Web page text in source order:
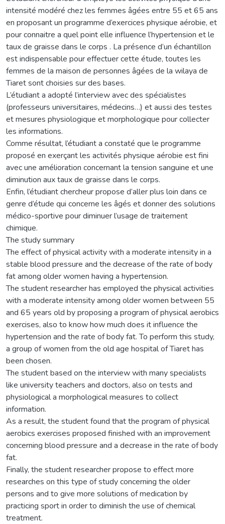
intensité modéré chez les femmes âgées entre 55 et 65 ans
en proposant un programme d’exercices physique aérobie, et
pour connaitre a quel point elle influence l’hypertension et le
taux de graisse dans le corps . La présence d’un échantillon
est indispensable pour effectuer cette étude, toutes les
femmes de la maison de personnes âgées de la wilaya de
Tiaret sont choisies sur des bases.
L’étudiant a adopté l’interview avec des spécialistes
(professeurs universitaires, médecins…) et aussi des testes
et mesures physiologique et morphologique pour collecter
les informations.
Comme résultat, l’étudiant a constaté que le programme
proposé en exerçant les activités physique aérobie est fini
avec une amélioration concernant la tension sanguine et une
diminution aux taux de graisse dans le corps.
Enfin, l’étudiant chercheur propose d’aller plus loin dans ce
genre d’étude qui concerne les âgés et donner des solutions
médico-sportive pour diminuer l’usage de traitement
chimique.
The study summary
The effect of physical activity with a moderate intensity in a
stable blood pressure and the decrease of the rate of body
fat among older women having a hypertension.
The student researcher has employed the physical activities
with a moderate intensity among older women between 55
and 65 years old by proposing a program of physical aerobics
exercises, also to know how much does it influence the
hypertension and the rate of body fat. To perform this study,
a group of women from the old age hospital of Tiaret has
been chosen.
The student based on the interview with many specialists
like university teachers and doctors, also on tests and
physiological a morphological measures to collect
information.
As a result, the student found that the program of physical
aerobics exercises proposed finished with an improvement
concerning blood pressure and a decrease in the rate of body
fat.
Finally, the student researcher propose to effect more
researches on this type of study concerning the older
persons and to give more solutions of medication by
practicing sport in order to diminish the use of chemical
treatment.